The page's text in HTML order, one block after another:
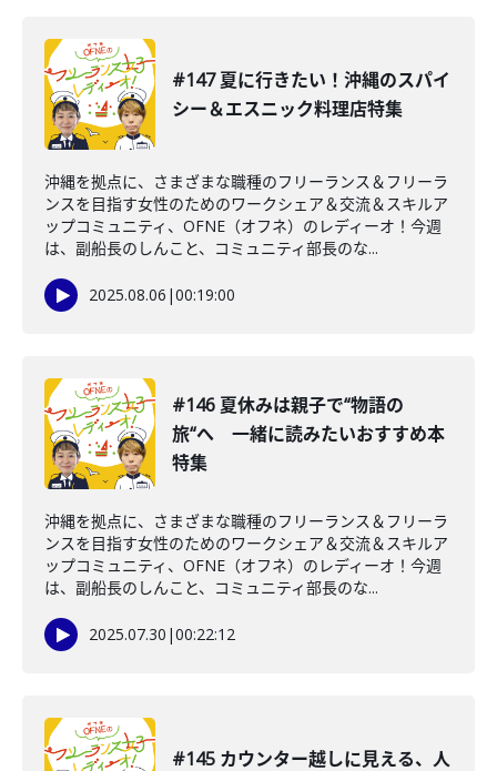
#147 夏に行きたい！沖縄のスパイ
シー＆エスニック料理店特集
沖縄を拠点に、さまざまな職種のフリーランス＆フリーラ
ンスを目指す女性のためのワークシェア＆交流＆スキルア
ップコミュニティ、OFNE（オフネ）のレディーオ！今週
は、副船長のしんこと、コミュニティ部長のな...
2025.08.06 |00:19:00
#146 夏休みは親子で“物語の
旅“へ 一緒に読みたいおすすめ本
特集
沖縄を拠点に、さまざまな職種のフリーランス＆フリーラ
ンスを目指す女性のためのワークシェア＆交流＆スキルア
ップコミュニティ、OFNE（オフネ）のレディーオ！今週
は、副船長のしんこと、コミュニティ部長のな...
2025.07.30 |00:22:12
#145 カウンター越しに見える、人